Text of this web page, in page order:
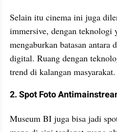
Selain itu cinema ini juga
immersive, dengan teknologi
mengaburkan batasan antara
digital. Ruang dengan
trend di kalangan masyarakat.
2. Spot Foto
Museum BI juga bisa jadi